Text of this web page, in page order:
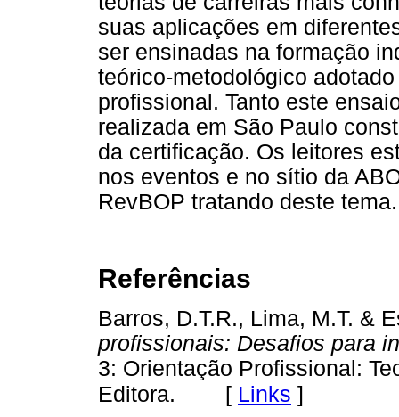
suas aplicações em
ser ensinadas na formação
teórico-metodológico
profissional. Tanto este
realizada em São Paulo
da certificação. Os leitores
nos eventos e no sítio da
RevBOP tratando deste tema.
Referências
Barros, D.T.R., Lima, M.T. &
profissionais: Desafios para
3: Orientação Profissional:
Editora. [ Links ]